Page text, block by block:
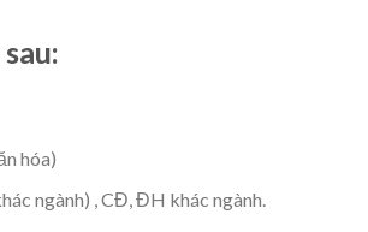
hóa)
ngành) , CĐ, ĐH khác ngành.